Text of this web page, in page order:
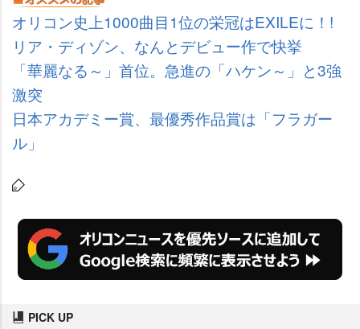
オリコン史上1000曲目1位の栄冠はEXILEに！!
リア・ディゾン、なんとデビュー作で快挙
「華麗なる～」首位。急進の「ハケン～」と3強
激突
日本アカデミー賞、最優秀作品賞は「フラガー
ル」
PICK UP